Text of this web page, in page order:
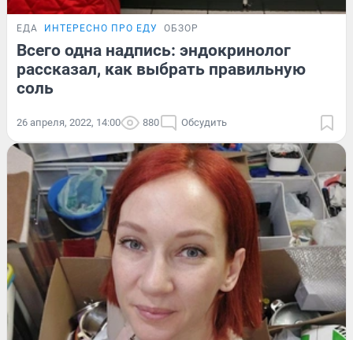
ЕДА ИНТЕРЕСНО ПРО ЕДУ ОБЗОР
Всего одна надпись: эндокринолог
рассказал, как выбрать правильную
соль
26 апреля, 2022, 14:00 880 Обсудить